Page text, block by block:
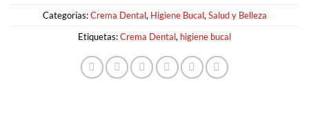
Categorías:Crema Dental, Higiene Bucal, Salud y Belleza
Etiquetas:Crema Dental, higiene bucal